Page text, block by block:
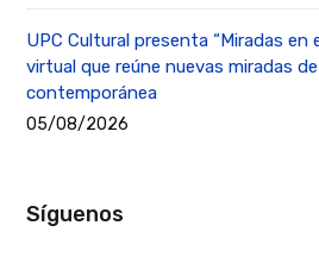
UPC Cultural presenta “Miradas en
virtual que reúne nuevas miradas
contemporánea
05/08/2026
Síguenos